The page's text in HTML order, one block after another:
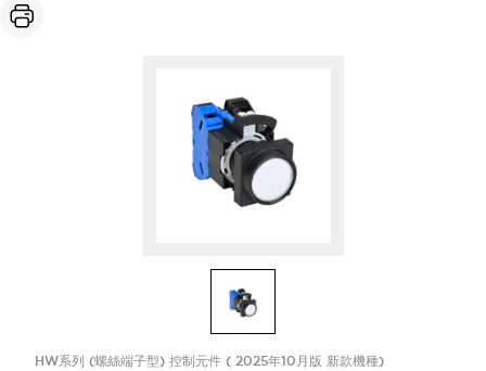
HW系列 (螺絲端子型) 控制元件 ( 2025年10月版 新款機種)